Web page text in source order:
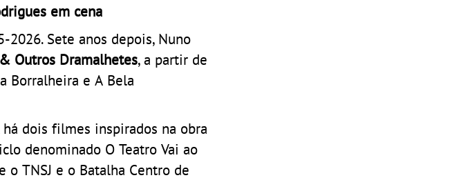
em cena
2026. Sete anos depois, Nuno
Outros Dramalhetes, a partir de
Borralheira e A Bela
dois filmes inspirados na obra
denominado O Teatro Vai ao
o TNSJ e o Batalha Centro de